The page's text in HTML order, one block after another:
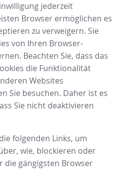
jederzeit
Browser ermöglichen es
zu verweigern. Sie
von Ihren Browser-
Beachten Sie, dass das
die Funktionalität
Websites
Sie besuchen. Daher ist es
Sie nicht deaktivieren
folgenden Links, um
wie, blockieren oder
die gängigsten Browser